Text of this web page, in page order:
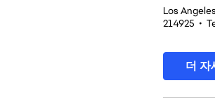
Los
214925 •
더 자